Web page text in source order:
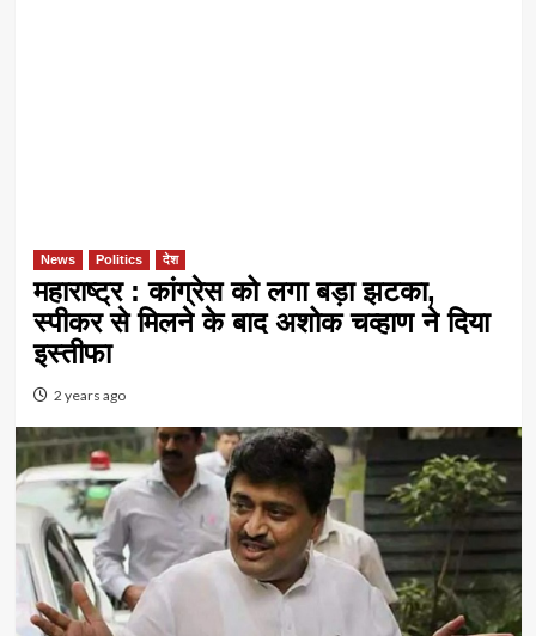
News Politics देश
महाराष्ट्र : कांग्रेस को लगा बड़ा झटका,
स्पीकर से मिलने के बाद अशोक चव्हाण ने दिया
इस्तीफा
2 years ago